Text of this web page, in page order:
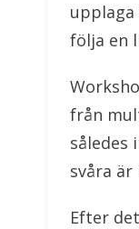
följa en
från
således
svåra
Efter